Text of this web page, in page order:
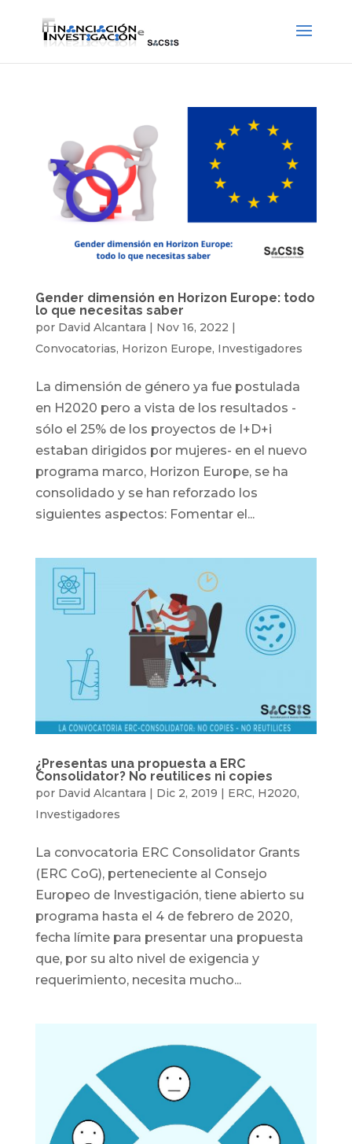
Gender dimensión en Horizon Europe: todo
lo que necesitas saber
por David Alcantara | Nov 16, 2022 |
Convocatorias, Horizon Europe, Investigadores
La dimensión de género ya fue postulada
en H2020 pero a vista de los resultados -
sólo el 25% de los proyectos de I+D+i
estaban dirigidos por mujeres- en el nuevo
programa marco, Horizon Europe, se ha
consolidado y se han reforzado los
siguientes aspectos: Fomentar el...
¿Presentas una propuesta a ERC
Consolidator? No reutilices ni copies
por David Alcantara | Dic 2, 2019 | ERC, H2020,
Investigadores
La convocatoria ERC Consolidator Grants
(ERC CoG), perteneciente al Consejo
Europeo de Investigación, tiene abierto su
programa hasta el 4 de febrero de 2020,
fecha límite para presentar una propuesta
que, por su alto nivel de exigencia y
requerimiento, necesita mucho...